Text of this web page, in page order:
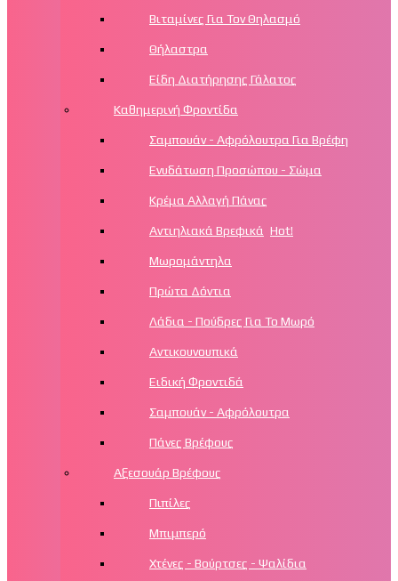
Βιταμίνες Για Τον Θηλασμό
Θήλαστρα
Είδη Διατήρησης Γάλατος
Καθημερινή Φροντίδα
Σαμπουάν - Αφρόλουτρα Για Βρέφη
Ενυδάτωση Προσώπου - Σώμα
Κρέμα Αλλαγή Πάνας
Αντιηλιακά Βρεφικά Hot!
Μωρομάντηλα
Πρώτα Δόντια
Λάδια - Πούδρες Για Το Μωρό
Αντικουνουπικά
Ειδική Φροντιδά
Σαμπουάν - Αφρόλουτρα
Πάνες Βρέφους
Αξεσουάρ Βρέφους
Πιπίλες
Μπιμπερό
Χτένες - Βούρτσες - Ψαλίδια